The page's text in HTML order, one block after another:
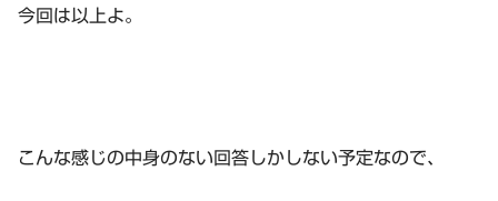
今回は以上よ。
こんな感じの中身のない回答しかしない予定なので、